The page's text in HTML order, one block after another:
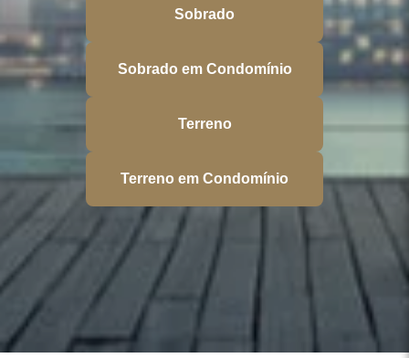
Sobrado
Sobrado em Condomínio
Terreno
Terreno em Condomínio